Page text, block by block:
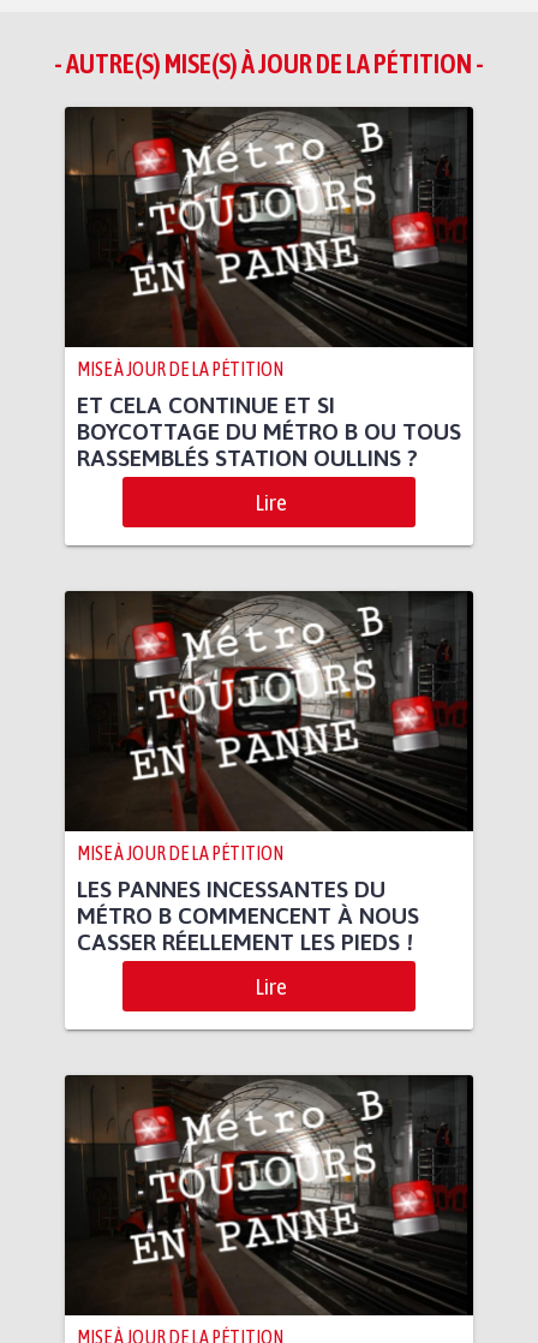
- AUTRE(S) MISE(S) À JOUR DE LA PÉTITION -
MISE À JOUR DE LA PÉTITION
ET CELA CONTINUE ET SI
BOYCOTTAGE DU MÉTRO B OU TOUS
RASSEMBLÉS STATION OULLINS ?
Lire
MISE À JOUR DE LA PÉTITION
LES PANNES INCESSANTES DU
MÉTRO B COMMENCENT À NOUS
CASSER RÉELLEMENT LES PIEDS !
Lire
MISE À JOUR DE LA PÉTITION